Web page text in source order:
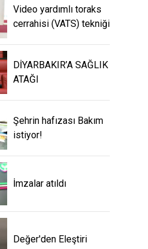
Video yardımlı toraks
cerrahisi (VATS) tekniği
DİYARBAKIR’A SAĞLIK
ATAĞI
Şehrin hafızası Bakım
istiyor!
İmzalar atıldı
Değer'den Eleştiri